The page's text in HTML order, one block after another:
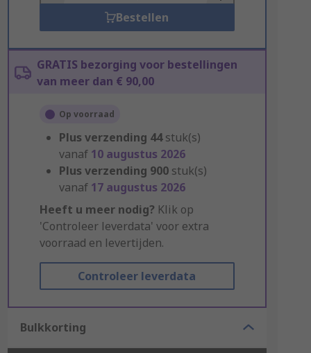
Bestellen
GRATIS bezorging voor bestellingen
van meer dan € 90,00
Op voorraad
Plus verzending 44stuk(s)
vanaf 10 augustus 2026
Plus verzending 900 stuk(s)
vanaf 17 augustus 2026
Heeft u meer nodig? Klik op
'Controleer leverdata' voor extra
voorraad en levertijden.
Controleer leverdata
Bulkkorting